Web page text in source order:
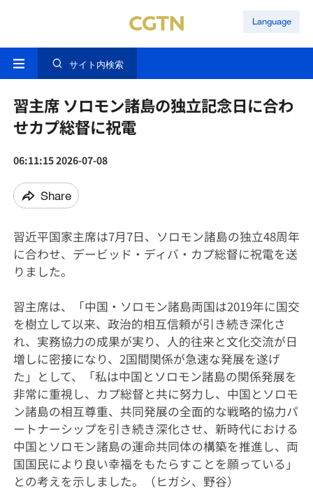
Language
サイト内検索
習主席 ソロモン諸島の独立記念日に合わ
せカプ総督に祝電
06:11:15 2026-07-08
Share
習近平国家主席は7月7日、ソロモン諸島の独立48周年
に合わせ、デービッド・ディバ・カプ総督に祝電を送
りました。
習主席は、「中国・ソロモン諸島両国は2019年に国交
を樹立して以来、政治的相互信頼が引き続き深化さ
れ、実務協力の成果が実り、人的往来と文化交流が日
増しに密接になり、2国間関係が急速な発展を遂げ
た」として、「私は中国とソロモン諸島の関係発展を
非常に重視し、カプ総督と共に努力し、中国とソロモ
ン諸島の相互尊重、共同発展の全面的な戦略的協力パ
ートナーシップを引き続き深化させ、新時代における
中国とソロモン諸島の運命共同体の構築を推進し、両
国国民により良い幸福をもたらすことを願っている」
との考えを示しました。（ヒガシ、野谷）